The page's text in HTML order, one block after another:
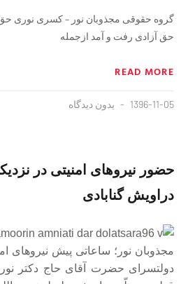
گروه حقوقی مجذوبان نور – کسری نوری
حق آزادی رفت و آمد ازجمله
READ MORE
1396-11-05 بدون دیدگاه
حضور نیروهای امنیتی در
دراویش گنابادی
مجذوبان نور؛ ساعاتی پیش نیروهای
دولتسرای حضرت آقای حاج دکتر